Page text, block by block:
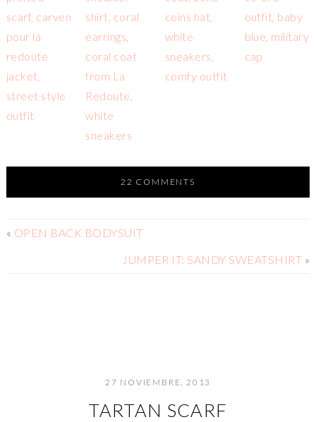
22 COMMENTS
« OPEN BACK BODYSUIT
JUMPER IT: SANDY SWEATSHIRT »
27 NOVIEMBRE, 2013
TARTAN SCARF